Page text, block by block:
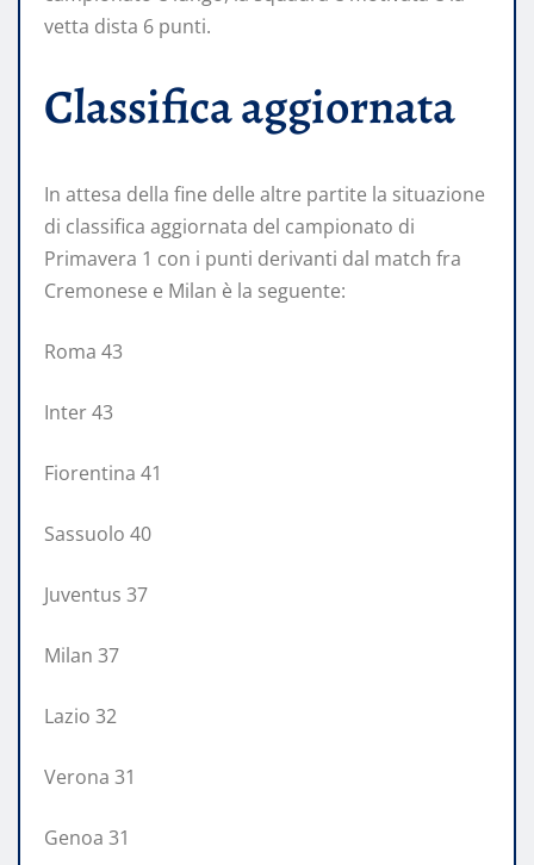
vetta dista 6 punti.
Classifica aggiornata
In attesa della fine delle altre partite la situazione
di classifica aggiornata del campionato di
Primavera 1 con i punti derivanti dal match fra
Cremonese e Milan è la seguente:
Roma 43
Inter 43
Fiorentina 41
Sassuolo 40
Juventus 37
Milan 37
Lazio 32
Verona 31
Genoa 31